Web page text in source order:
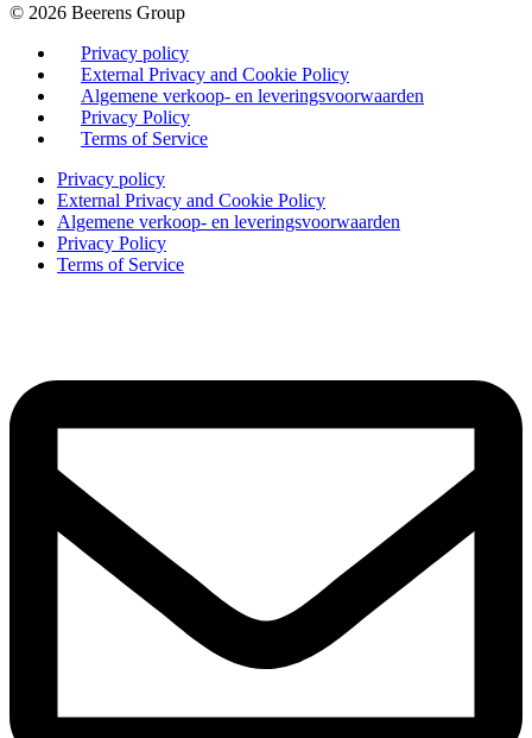
© 2026 Beerens Group
Privacy policy
External Privacy and Cookie Policy
Algemene verkoop- en leveringsvoorwaarden
Privacy Policy
Terms of Service
Privacy policy
External Privacy and Cookie Policy
Algemene verkoop- en leveringsvoorwaarden
Privacy Policy
Terms of Service